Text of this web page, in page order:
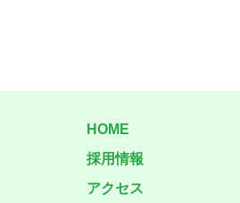
HOME
採用情報
アクセス